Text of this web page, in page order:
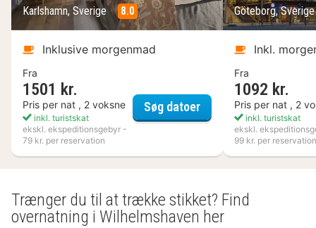
Karlshamn, Sverige 8.0
Inklusive morgenmad
Fra
1501 kr.
Pris per nat , 2 voksne
inkl. turistskat
ekskl. ekspeditionsgebyr -
79 kr. per reservation
Søg datoerBest Western Hotell
Göteborg,
Inkl.
Fra
1092 kr.
Pris per nat , 2
inkl. turistskat
ekskl.
99 kr. per reservation
Trænger du til at trække stikket? Find
overnatning i Wilhelmshaven her